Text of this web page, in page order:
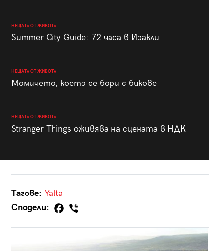
НЕЩАТА ОТ ЖИВОТА
Summer City Guide: 72 часа в Иракли
НЕЩАТА ОТ ЖИВОТА
Момичето, което се бори с бикове
НЕЩАТА ОТ ЖИВОТА
Stranger Things оживява на сцената в НДК
Тагове: Yalta
Сподели: